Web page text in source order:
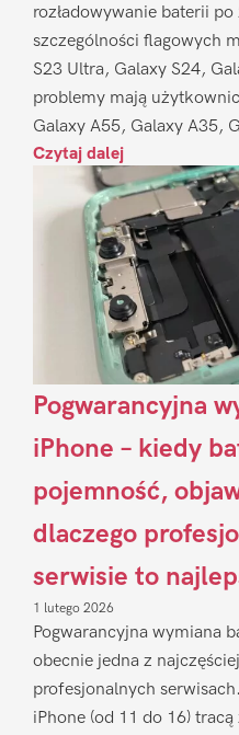
rozładowywanie baterii
szczególności flagowych
S23 Ultra, Galaxy S24,
problemy mają
Galaxy A55, Galaxy A35,
Czytaj dalej
Pogwarancyjna
iPhone – kiedy
pojemność,
dlaczego
serwisie to
1 lutego 2026
Pogwarancyjna wymiana
obecnie jedna z
profesjonalnych
iPhone (od 11 do 16)